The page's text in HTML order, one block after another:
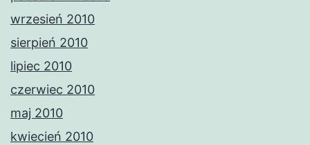
wrzesień 2010
sierpień 2010
lipiec 2010
czerwiec 2010
maj 2010
kwiecień 2010